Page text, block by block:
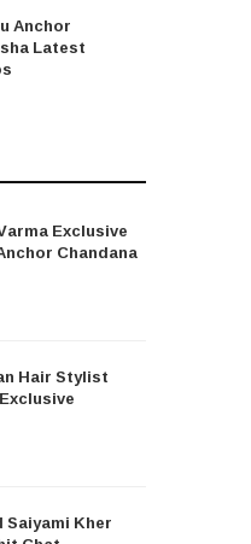
Anchor
Latest
Exclusive
Chandana
Hair Stylist
Saiyami Kher